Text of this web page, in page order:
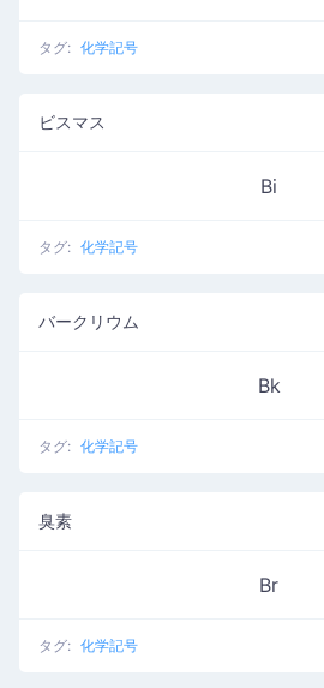
タグ: 化学記号
ビスマス
Bi
タグ: 化学記号
バークリウム
Bk
タグ: 化学記号
臭素
Br
タグ: 化学記号